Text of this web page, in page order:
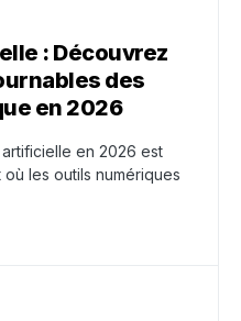
: Découvrez
des
en 2026
en 2026 est
les outils numériques